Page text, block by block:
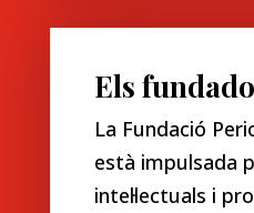
Els
La Fundació
està impulsada
intel·lectuals i